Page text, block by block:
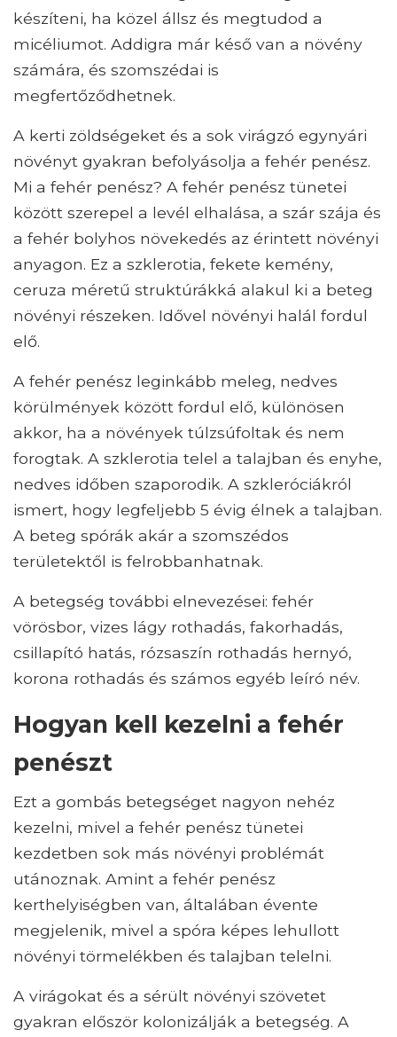
készíteni, ha közel állsz és megtudod a
micéliumot. Addigra már késő van a növény
számára, és szomszédai is
megfertőződhetnek.
A kerti zöldségeket és a sok virágzó egynyári
növényt gyakran befolyásolja a fehér penész.
Mi a fehér penész? A fehér penész tünetei
között szerepel a levél elhalása, a szár szája és
a fehér bolyhos növekedés az érintett növényi
anyagon. Ez a szklerotia, fekete kemény,
ceruza méretű struktúrákká alakul ki a beteg
növényi részeken. Idővel növényi halál fordul
elő.
A fehér penész leginkább meleg, nedves
körülmények között fordul elő, különösen
akkor, ha a növények túlzsúfoltak és nem
forogtak. A szklerotia telel a talajban és enyhe,
nedves időben szaporodik. A szkleróciákról
ismert, hogy legfeljebb 5 évig élnek a talajban.
A beteg spórák akár a szomszédos
területektől is felrobbanhatnak.
A betegség további elnevezései: fehér
vörösbor, vizes lágy rothadás, fakorhadás,
csillapító hatás, rózsaszín rothadás hernyó,
korona rothadás és számos egyéb leíró név.
Hogyan kell kezelni a fehér
penészt
Ezt a gombás betegséget nagyon nehéz
kezelni, mivel a fehér penész tünetei
kezdetben sok más növényi problémát
utánoznak. Amint a fehér penész
kerthelyiségben van, általában évente
megjelenik, mivel a spóra képes lehullott
növényi törmelékben és talajban telelni.
A virágokat és a sérült növényi szövetet
gyakran először kolonizálják a betegség. A